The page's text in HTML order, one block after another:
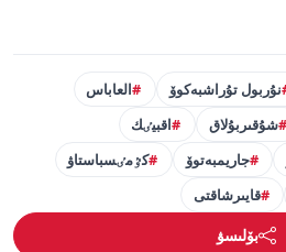
نۇربول تۇراشبەكوۆ
العاباس
شۇقىربۇلاق
اقبيٸك
جاريمبەتوۆ
كٷمٸسباستاۋ
قايىرشاقتى
بۆلىسۋ